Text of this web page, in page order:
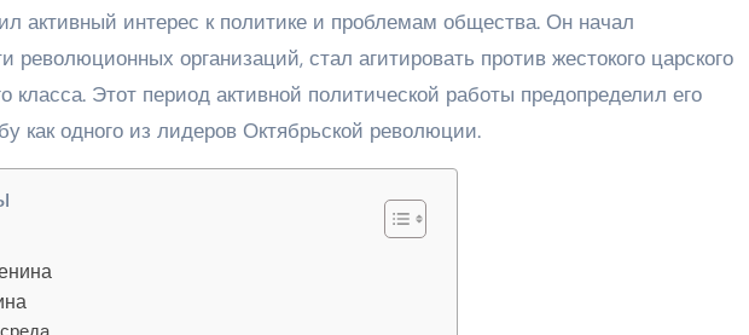
активный интерес к политике и проблемам общества. Он начал
революционных организаций, стал агитировать против жестокого царского
класса. Этот период активной политической работы предопределил его
как одного из лидеров Октябрьской революции.